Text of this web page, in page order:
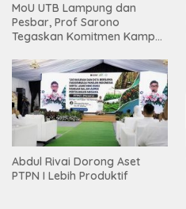
MoU UTB Lampung dan
Pesbar, Prof Sarono
Tegaskan Komitmen Kampus
Masyarakat
Abdul Rivai Dorong Aset
PTPN I Lebih Produktif